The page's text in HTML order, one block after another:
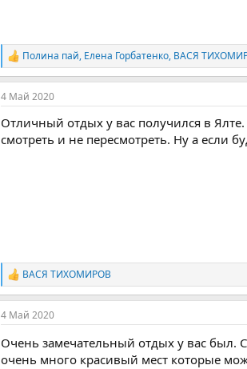
Р
е
а
к
и
и
Полина пай, Елена Горбатенко, ВАСЯ
4 Май 2020
Отличный отдых у вас получился в
смотреть и не пересмотреть. Ну а если
Р
е
а
к
и
и
ВАСЯ ТИХОМИРОВ
4 Май 2020
Очень замечательный отдых у вас был.
очень много красивый мест которые